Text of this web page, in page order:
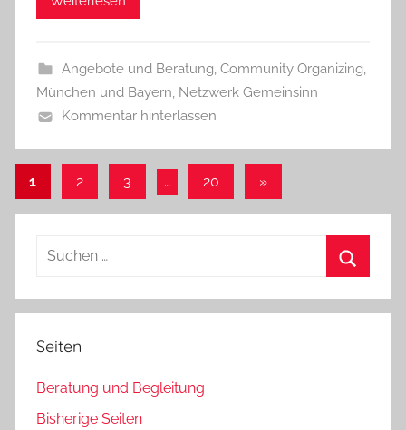
Angebote und Beratung, Community Organizing,
München und Bayern, Netzwerk Gemeinsinn
Kommentar hinterlassen
Seitennummerierung
der
Beiträge
1 2 3 … 20
Nächste
»
Suchen
Seiten
Beratung und Begleitung
Bisherige Seiten